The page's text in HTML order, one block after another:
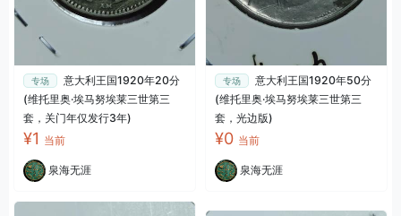
专场
意大利王国1920年20分
(维托里奥·埃马努埃莱三世第三
套，关门年仅发行3年)
¥1 当前
泉海无涯
专场
意大利王国1920年50分
(维托里奥·埃马努埃莱三世第三
套，光边版)
¥0 当前
泉海无涯